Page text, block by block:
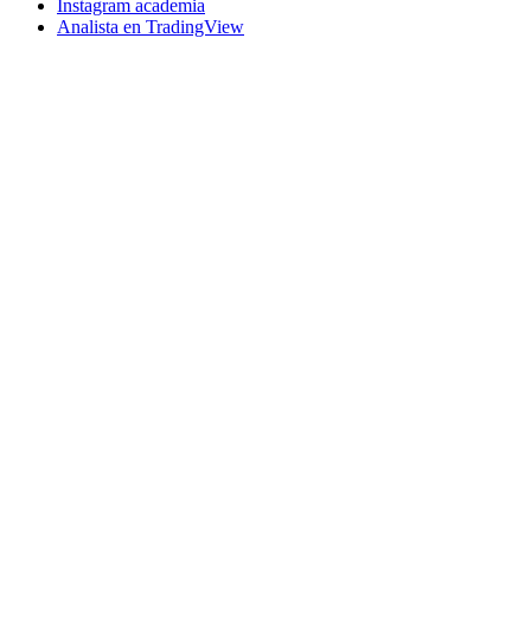
Instagram academia
Analista en TradingView